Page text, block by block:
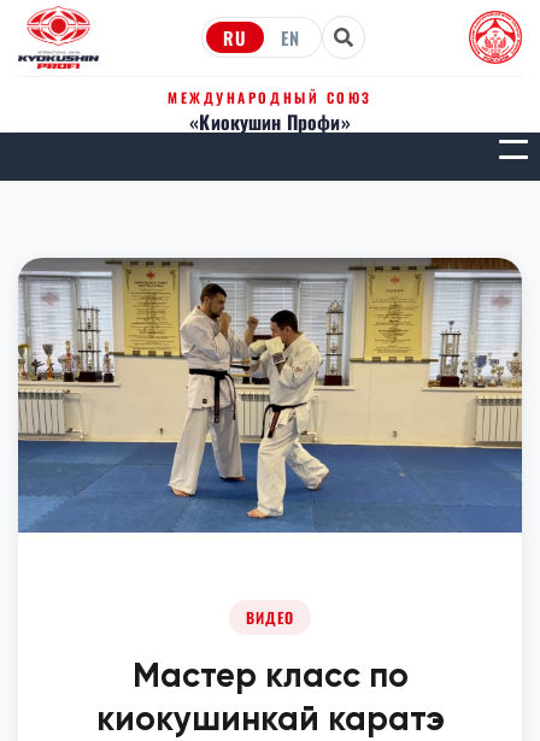
RU EN
МЕЖДУНАРОДНЫЙ СОЮЗ
«Киокушин Профи»
ВИДЕО
Мастер класс по
киокушинкай каратэ